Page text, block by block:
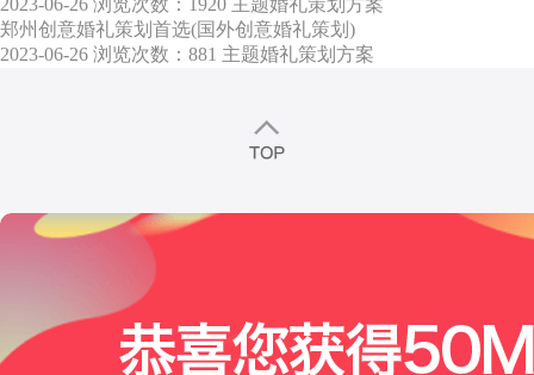
2023-06-26 浏览次数：1920 主题婚礼策划方案
郑州创意婚礼策划首选(国外创意婚礼策划)
2023-06-26 浏览次数：881 主题婚礼策划方案